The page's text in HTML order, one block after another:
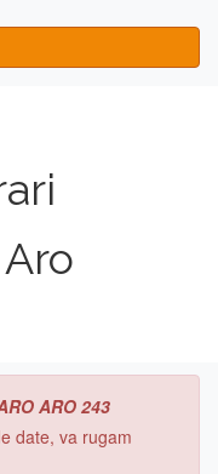
ARO 243
date, va rugam